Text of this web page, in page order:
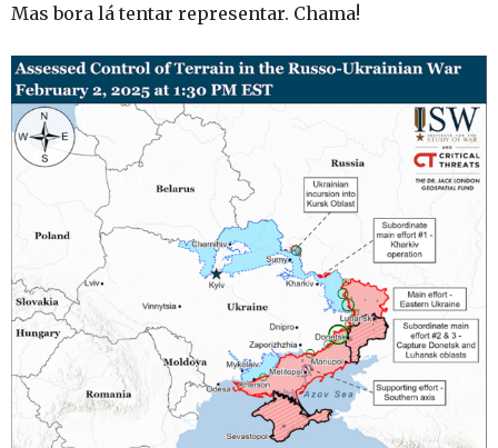
Mas bora lá tentar representar. Chama!